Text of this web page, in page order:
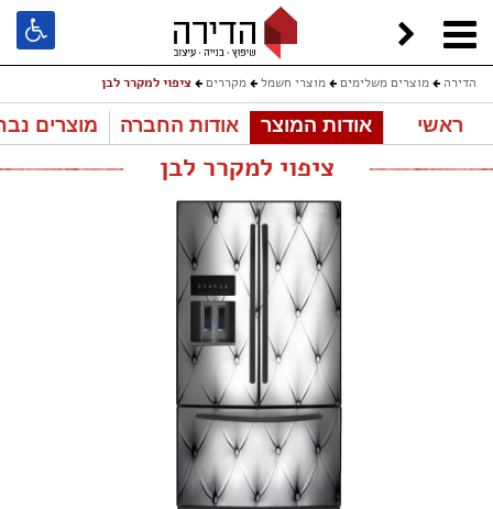
הדירה מוצרים משלימים מוצרי חשמל מקררים ציפוי למקרר לבן
ראשי אודות המוצר אודות החברה מוצרים
ציפוי למקרר לבן